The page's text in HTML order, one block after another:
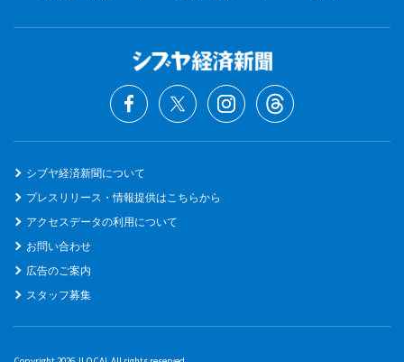
シブヤ経済新聞について
プレスリリース・情報提供はこちらから
アクセスデータの利用について
お問い合わせ
広告のご案内
スタッフ募集